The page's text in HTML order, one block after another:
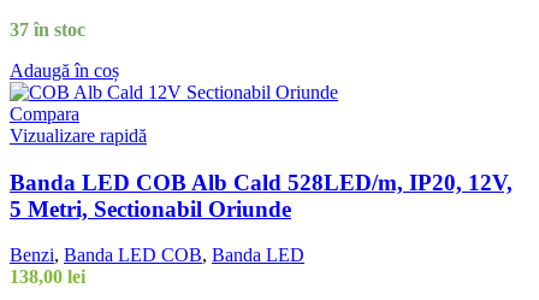
37 în stoc
Adaugă în coș
Compara
Vizualizare rapidă
Banda LED COB Alb Cald 528LED/m, IP20, 12V,
5 Metri, Sectionabil Oriunde
Benzi, Banda LED COB, Banda LED
138,00 lei